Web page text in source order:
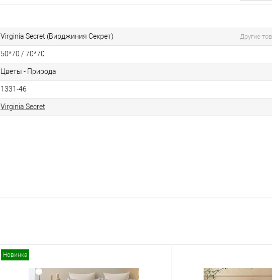
Virginia Secret (Вирджиния Секрет) Другие
50*70 / 70*70
Цветы - Природа
1331-46
Virginia Secret
Новинка